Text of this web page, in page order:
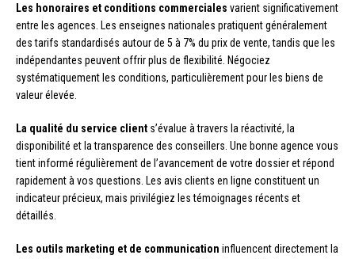
Les honoraires et conditions commerciales varient significativement
entre les agences. Les enseignes nationales pratiquent généralement
des tarifs standardisés autour de 5 à 7% du prix de vente, tandis que les
indépendantes peuvent offrir plus de flexibilité. Négociez
systématiquement les conditions, particulièrement pour les biens de
valeur élevée.
La qualité du service client s’évalue à travers la réactivité, la
disponibilité et la transparence des conseillers. Une bonne agence vous
tient informé régulièrement de l’avancement de votre dossier et répond
rapidement à vos questions. Les avis clients en ligne constituent un
indicateur précieux, mais privilégiez les témoignages récents et
détaillés.
Les outils marketing et de communication influencent directement la